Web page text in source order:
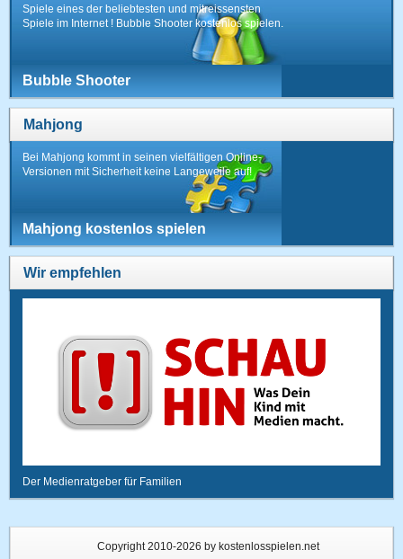
Spiele eines der beliebtesten und mitreissensten
Spiele im Internet ! Bubble Shooter kostenlos spielen.
Bubble Shooter
Mahjong
Bei Mahjong kommt in seinen vielfältigen Online-
Versionen mit Sicherheit keine Langeweile auf!
Mahjong kostenlos spielen
Wir empfehlen
Der Medienratgeber für Familien
Copyright 2010-2026 by kostenlosspielen.net